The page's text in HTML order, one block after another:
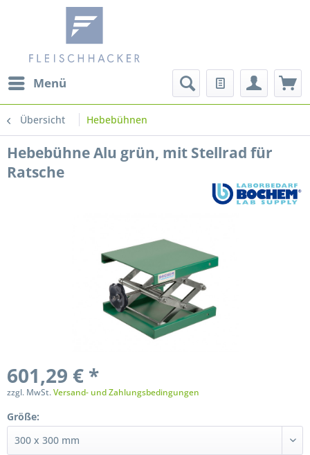
Menü
Übersicht Hebebühnen
Hebebühne Alu grün, mit Stellrad für
Ratsche
601,29 € *
zzgl. MwSt.Versand- und Zahlungsbedingungen
Größe: